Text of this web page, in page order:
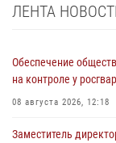
ЛЕНТА
Обеспечение
на контроле у
08 августа 2026, 12:18
Заместитель